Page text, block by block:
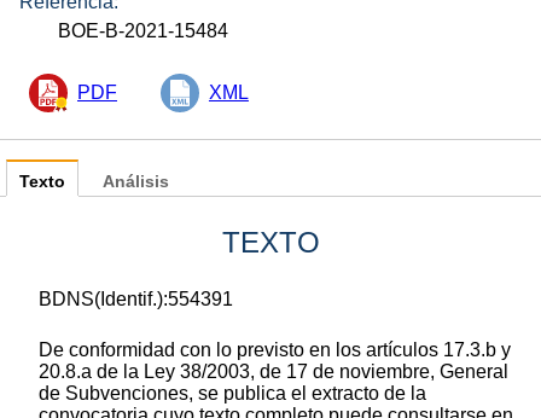
BOE-B-2021-15484
PDF XML
Texto
TEXTO
BDNS(Identif.):554391
De conformidad con lo previsto en los artículos 17.3.b y
20.8.a de la Ley 38/2003, de 17 de noviembre, General
de Subvenciones, se publica el extracto de la
Análisis